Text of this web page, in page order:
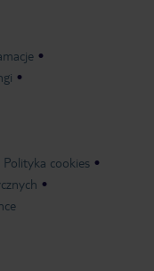
Polityka cookies